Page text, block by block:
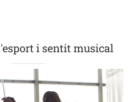
i sentit musical